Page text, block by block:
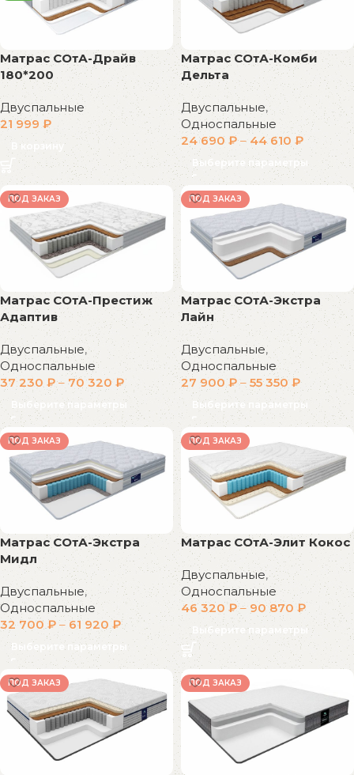
Матрас СОтА-Драйв
180*200
Двуспальные
21 999 ₽
В корзину
Матрас СОтА-Комби
Дельта
Двуспальные,
Односпальные
24 690 ₽ – 44 610 ₽
Выберите параметры
ПОД ЗАКАЗ
Матрас СОтА-Престиж
Адаптив
Двуспальные,
Односпальные
37 230 ₽ – 70 320 ₽
Выберите параметры
ПОД ЗАКАЗ
Матрас СОтА-Экстра
Лайн
Двуспальные,
Односпальные
27 900₽ – 55 350₽
Выберите параметры
ПОД ЗАКАЗ
Матрас СОтА-Экстра
Мидл
Двуспальные,
Односпальные
32 700₽ – 61 920₽
Выберите параметры
ПОД ЗАКАЗ
Матрас СОтА-Элит Кокос
Двуспальные,
Односпальные
46 320₽ – 90 870 ₽
Выберите параметры
ПОД ЗАКАЗ ПОД ЗАКАЗ